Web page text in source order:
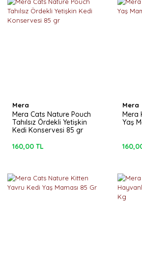
Mera
Mera Cats Nature Pouch
Tahılsız Ördekli Yetişkin
Kedi Konservesi 85 gr
160,00 TL
Mera
Mera
Yaş